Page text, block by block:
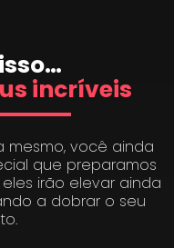
incríveis
mesmo, você ainda
que preparamos
irão elevar ainda
a dobrar o seu